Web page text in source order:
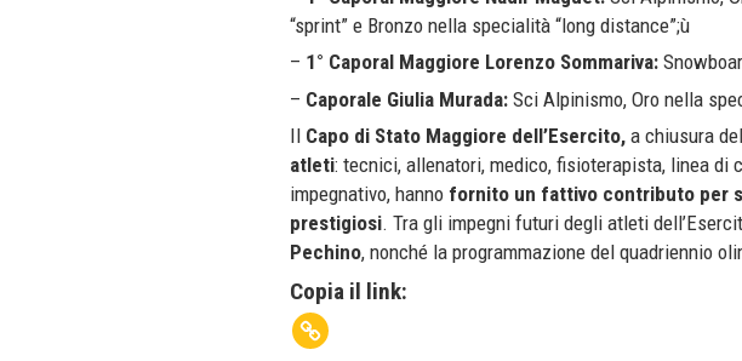
“sprint” e Bronzo nella specialità “long distance”;ù
– 1° Caporal Maggiore Lorenzo Sommariva:
– Caporale Giulia Murada: Sci Alpinismo, Oro nella
Il Capo di Stato Maggiore dell’Esercito, a chiusura
atleti: tecnici, allenatori, medico, fisioterapista, linea di
impegnativo, hanno fornito un fattivo contributo per
prestigiosi. Tra gli impegni futuri degli atleti
Pechino, nonché la programmazione del quadriennio
Copia il link: